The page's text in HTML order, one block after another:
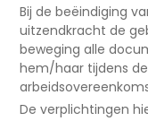
Bij de beëindiging
uitzendkracht de
beweging alle
hem/haar tijdens
De verplichtingen